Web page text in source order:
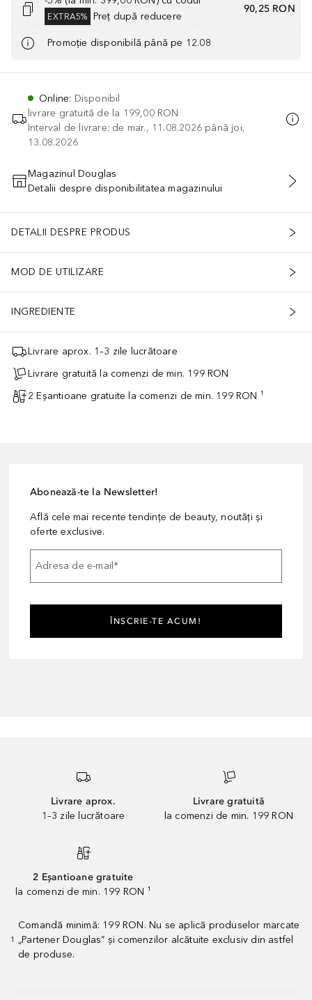
EXTRA5% Preț după reducere
90,25 RON
Promoție disponibilă până pe 12.08
Online: Disponibil
livrare gratuită de la 199,00 RON
Interval de livrare: de mar., 11.08.2026 până joi,
13.08.2026
ADĂUGAȚI ÎN COŞ
Magazinul Douglas
Detalii despre disponibilitatea magazinului
DETALII DESPRE PRODUS
MOD DE UTILIZARE
INGREDIENTE
Livrare aprox. 1–3 zile lucrătoare
Livrare gratuită la comenzi de min. 199 RON
2 Eșantioane gratuite la comenzi de min. 199 RON ¹
Abonează-te la Newsletter!
Află cele mai recente tendințe de beauty, noutăți și
oferte exclusive.
Adresa de e-mail*
ÎNSCRIE-TE ACUM!
Livrare aprox.
1–3 zile lucrătoare
Livrare gratuită
la comenzi de min. 199 RON
2 Eșantioane gratuite
la comenzi de min. 199 RON ¹
1
Comandă minimă: 199 RON. Nu se aplică produselor marcate
„Partener Douglas” și comenzilor alcătuite exclusiv din astfel
de produse.